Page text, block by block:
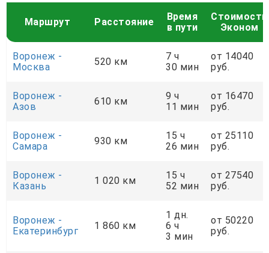
Маршрут Расстояние
Время
в пути
Стоимость
Эконом
Воронеж -
Москва
520 км
7 ч
30 мин
от 14040
руб.
Воронеж -
Азов
610 км
9 ч
11 мин
от 16470
руб.
Воронеж -
Самара
930 км
15 ч
26 мин
от 25110
руб.
Воронеж -
Казань
1 020 км
15 ч
52 мин
от 27540
руб.
Воронеж -
Екатеринбург
1 860 км
1 дн.
6 ч
3 мин
от 50220
руб.